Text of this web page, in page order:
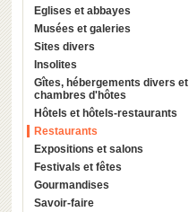
Eglises et abbayes
Musées et galeries
Sites divers
Insolites
Gîtes, hébergements divers et
chambres d'hôtes
Hôtels et hôtels-restaurants
Restaurants
Expositions et salons
Festivals et fêtes
Gourmandises
Savoir-faire